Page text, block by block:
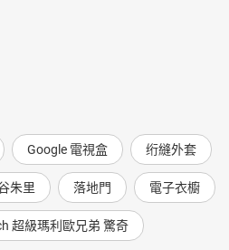
Google 電視盒 绗縫外套
朱里 落地門 電子衣櫥
超級瑪利歐兄弟 驚奇